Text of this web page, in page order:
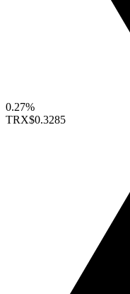
0.27%
TRX$0.3285